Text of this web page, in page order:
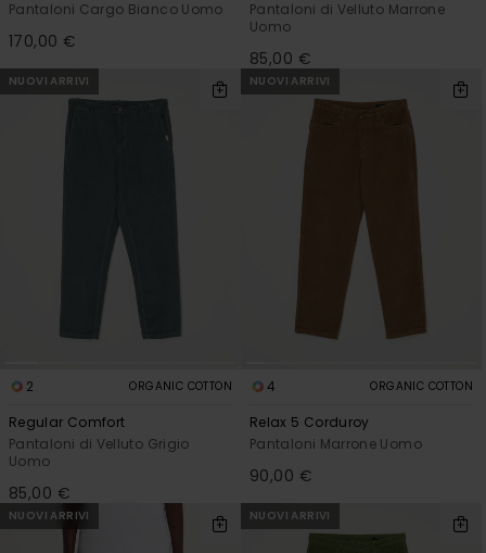
Pantaloni Cargo Bianco Uomo
170,00 €
Pantaloni di Velluto Marrone
Uomo
85,00 €
NUOVI ARRIVI
2 ORGANIC COTTON
Regular Comfort
Pantaloni di Velluto Grigio
Uomo
85,00 €
NUOVI ARRIVI
4 ORGANIC COTTON
Relax 5 Corduroy
Pantaloni Marrone Uomo
90,00 €
NUOVI ARRIVI NUOVI ARRIVI